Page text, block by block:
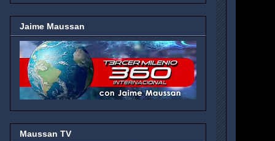
Jaime Maussan
Maussan TV